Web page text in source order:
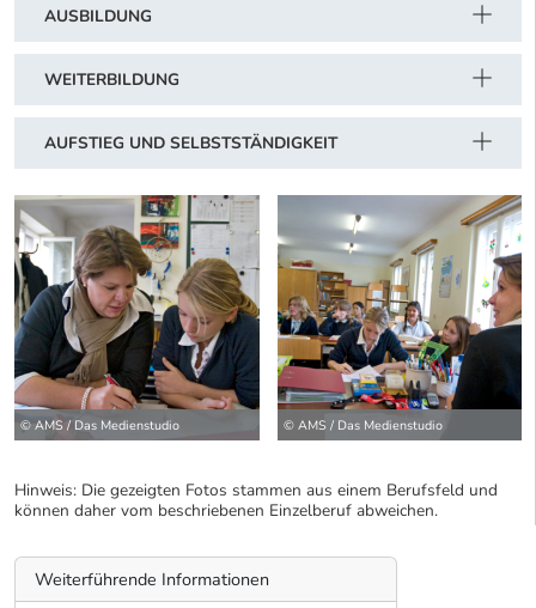
AUSBILDUNG
WEITERBILDUNG
AUFSTIEG UND SELBSTSTÄNDIGKEIT
© AMS / Das Medienstudio © AMS / Das Medienstudio
Hinweis: Die gezeigten Fotos stammen aus einem Berufsfeld und
können daher vom beschriebenen Einzelberuf abweichen.
Weiterführende Informationen